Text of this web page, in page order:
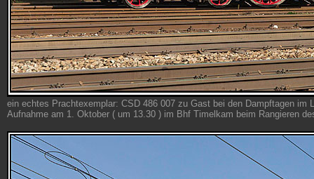
ein echtes Prachtexemplar: CSD 486 007 zu Gast bei den Dampftagen im
Aufnahme am 1. Oktober ( um 13.30 ) im Bhf Timelkam beim Rangieren